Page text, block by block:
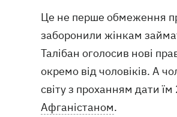
Це не перше обмеження
заборонили жінкам
Талібан оголосив нові
окремо від чоловіків. А
світу з проханням дати
Афганістаном.